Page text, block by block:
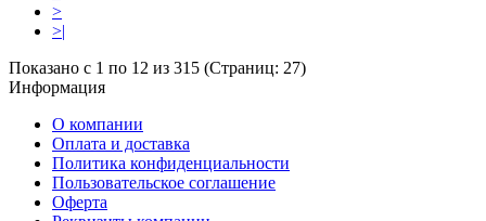
>
>|
Показано с 1 по 12 из 315 (Страниц: 27)
Информация
О компании
Оплата и доставка
Политика конфиденциальности
Пользовательское соглашение
Оферта